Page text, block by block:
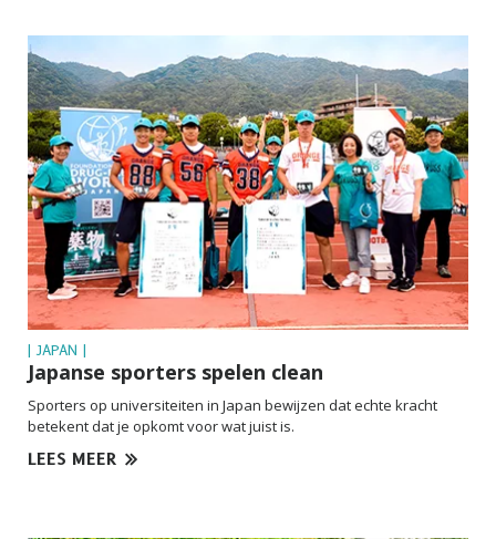
| JAPAN |
Japanse sporters spelen clean
Sporters op universiteiten in Japan bewijzen dat echte kracht
betekent dat je opkomt voor wat juist is.
LEES MEER